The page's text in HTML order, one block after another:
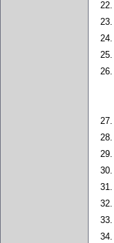
22.
23.
24.
25.
26.
27.
28.
29.
30.
31.
32.
33.
34.